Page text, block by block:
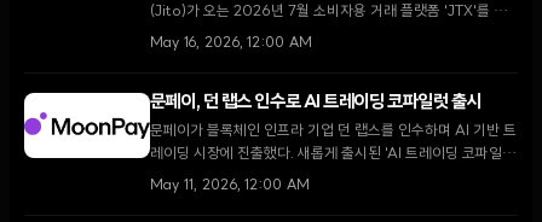
(Jito)가 오는 2026년 7월 소비자용 거래 플랫폼 'JTX'를 출
시하며 대대적인 체질 개선에 나선다. 루카스 브루더 CEO는
May 16, 2026, 12:00 AM
문페이, 던 랩스 인수로 AI 트레이딩 코파일럿 출시
문페이가 블록체인 인프라 기업 던 랩스를 인수하며 AI 기반 트
레이딩 시장에 진출했다. 새롭게 출시된 'AI 트레이딩 코파일
럿'은 일상 언어를 복잡한 거래 전략으로 변환하며, 폴리마켓
May 11, 2026, 12:00 AM